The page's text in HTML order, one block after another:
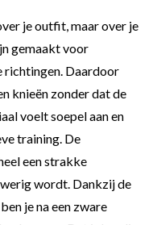
je outfit, maar over je
gemaakt voor
richtingen. Daardoor
knieën zonder dat de
voelt soepel aan en
training. De
een strakke
wordt. Dankzij de
je na een zware